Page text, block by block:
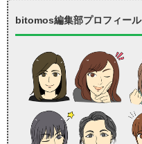
bitomos編集部プロフィール